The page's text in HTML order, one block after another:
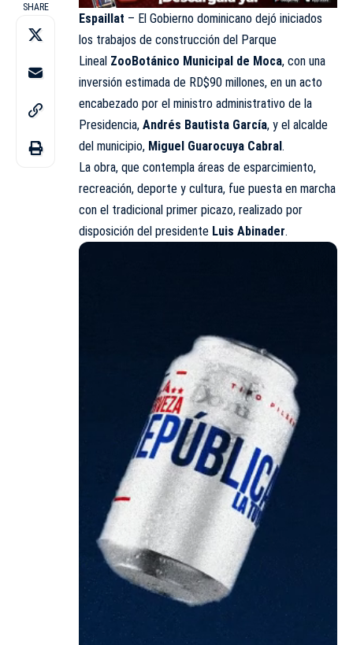
SHARE
Espaillat – El Gobierno dominicano dejó iniciados
los trabajos de construcción del Parque
Lineal ZooBotánico Municipal de Moca, con una
inversión estimada de RD$90 millones, en un acto
encabezado por el ministro administrativo de la
Presidencia, Andrés Bautista García, y el alcalde
del municipio, Miguel Guarocuya Cabral.
La obra, que contempla áreas de esparcimiento,
recreación, deporte y cultura, fue puesta en marcha
con el tradicional primer picazo, realizado por
disposición del presidente Luis Abinader.